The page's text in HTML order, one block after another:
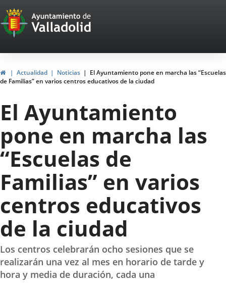
Portal
Web
del
Ayuntamiento
de
Valladolid
InicioActualidad Noticias
El Ayuntamiento pone en marcha las “Escuelas
de Familias” en varios centros educativos de la ciudad
El Ayuntamiento
pone en marcha las
“Escuelas de
Familias” en varios
centros educativos
de la ciudad
Los centros celebrarán ocho sesiones que se
realizarán una vez al mes en horario de tarde y
hora y media de duración, cada una